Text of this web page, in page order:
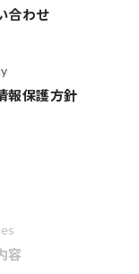
容
合わせ
報保護方針